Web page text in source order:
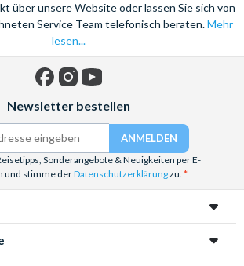
über unsere Website oder lassen Sie sich von
Service Team telefonisch beraten.Mehr
lesen...
Newsletter bestellen
Sonderangebote & Neuigkeiten per E-
und stimme derDatenschutzerklärungzu.